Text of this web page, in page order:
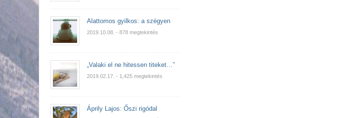
Alattomos gyilkos: a szégyen
2019.10.08. - 878 megtekintés
„Valaki el ne hitessen titeket…”
2019.02.17. - 1,425 megtekintés
Áprily Lajos: Őszi rigódal